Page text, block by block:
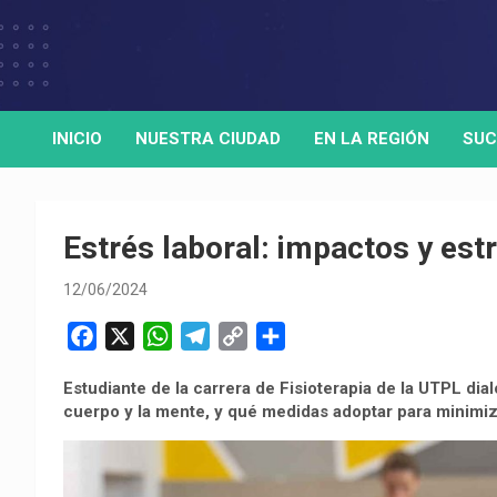
to
HORA32
Medio de comunicación digital
INICIO NUESTRA CIUDAD EN LA REGIÓN
Estrés laboral: impactos y
12/06/2024
c
e
o
W
a
t
A
l
e
g
r
p
y
m
p
Estudiante de la carrera de Fisioterapia de la UTPL
cuerpo y la mente, y qué medidas adoptar para